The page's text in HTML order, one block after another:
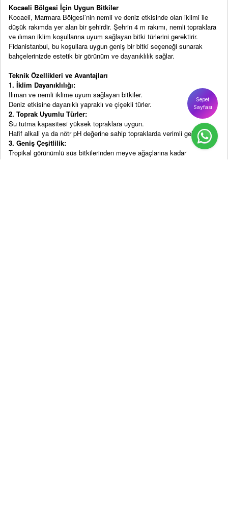
Sepet
Sayfası
Kocaeli Bölgesi İçin Uygun Bitkiler
Kocaeli, Marmara Bölgesi’nin nemli ve deniz etkisinde olan iklimi ile
düşük rakımda yer alan bir şehirdir. Şehrin 4 m rakımı, nemli topraklara
ve ılıman iklim koşullarına uyum sağlayan bitki türlerini gerektirir.
Fidanistanbul, bu koşullara uygun geniş bir bitki seçeneği sunarak
bahçelerinizde estetik bir görünüm ve dayanıklılık sağlar.
Teknik Özellikleri ve Avantajları
1. İklim Dayanıklılığı:
Ilıman ve nemli iklime uyum sağlayan bitkiler.
Deniz etkisine dayanıklı yapraklı ve çiçekli türler.
2. Toprak Uyumlu Türler:
Su tutma kapasitesi yüksek topraklara uygun.
Hafif alkali ya da nötr pH değerine sahip topraklarda verimli gelişim.
3. Geniş Çeşitlilik:
Tropikal görünümlü süs bitkilerinden meyve ağaçlarına kadar